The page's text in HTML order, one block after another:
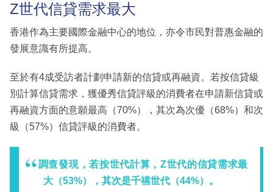
Z世代信貸需求最大
香港作為主要國際金融中心的地位，亦令市民對普惠金融的
發展意識有所提高。
至於有4成受訪者計劃申請新的信貸或再融資。若按信貸級
別計算信貸需求，獲優秀信貸評級的消費者在申請新信貸或
再融資方面的意願最高（70%），其次為次優（68%）和次
級（57%）信貸評級的消費者。
調查發現，若按世代計算，Z世代的信貸需求最
大（53%），其次是千禧世代（44%）。